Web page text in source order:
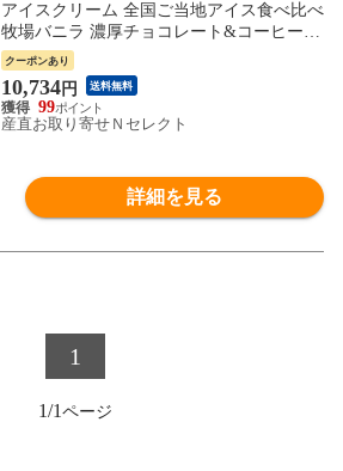
アイスクリーム 全国ご当地アイス食べ比べ
牧場バニラ 濃厚チョコレート&コーヒー
極上あずきづくし 17個セット 【北海道・
沖縄・離島 お届け不可】
クーポンあり
10,734円 送料無料
99
産直お取り寄せＮセレクト
詳細を見る
1
1/1